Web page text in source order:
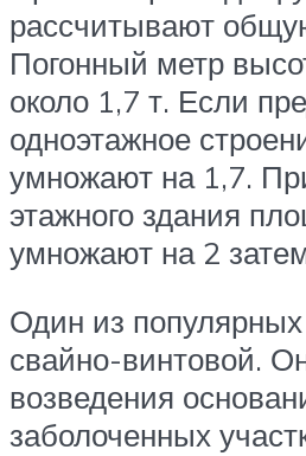
рассчитывают
Погонный метр
около 1,7 т. Если
одноэтажное
умножают на 1,7.
этажного здания
умножают на 2
Один из
свайно-винтовой.
возведения
заболоченных